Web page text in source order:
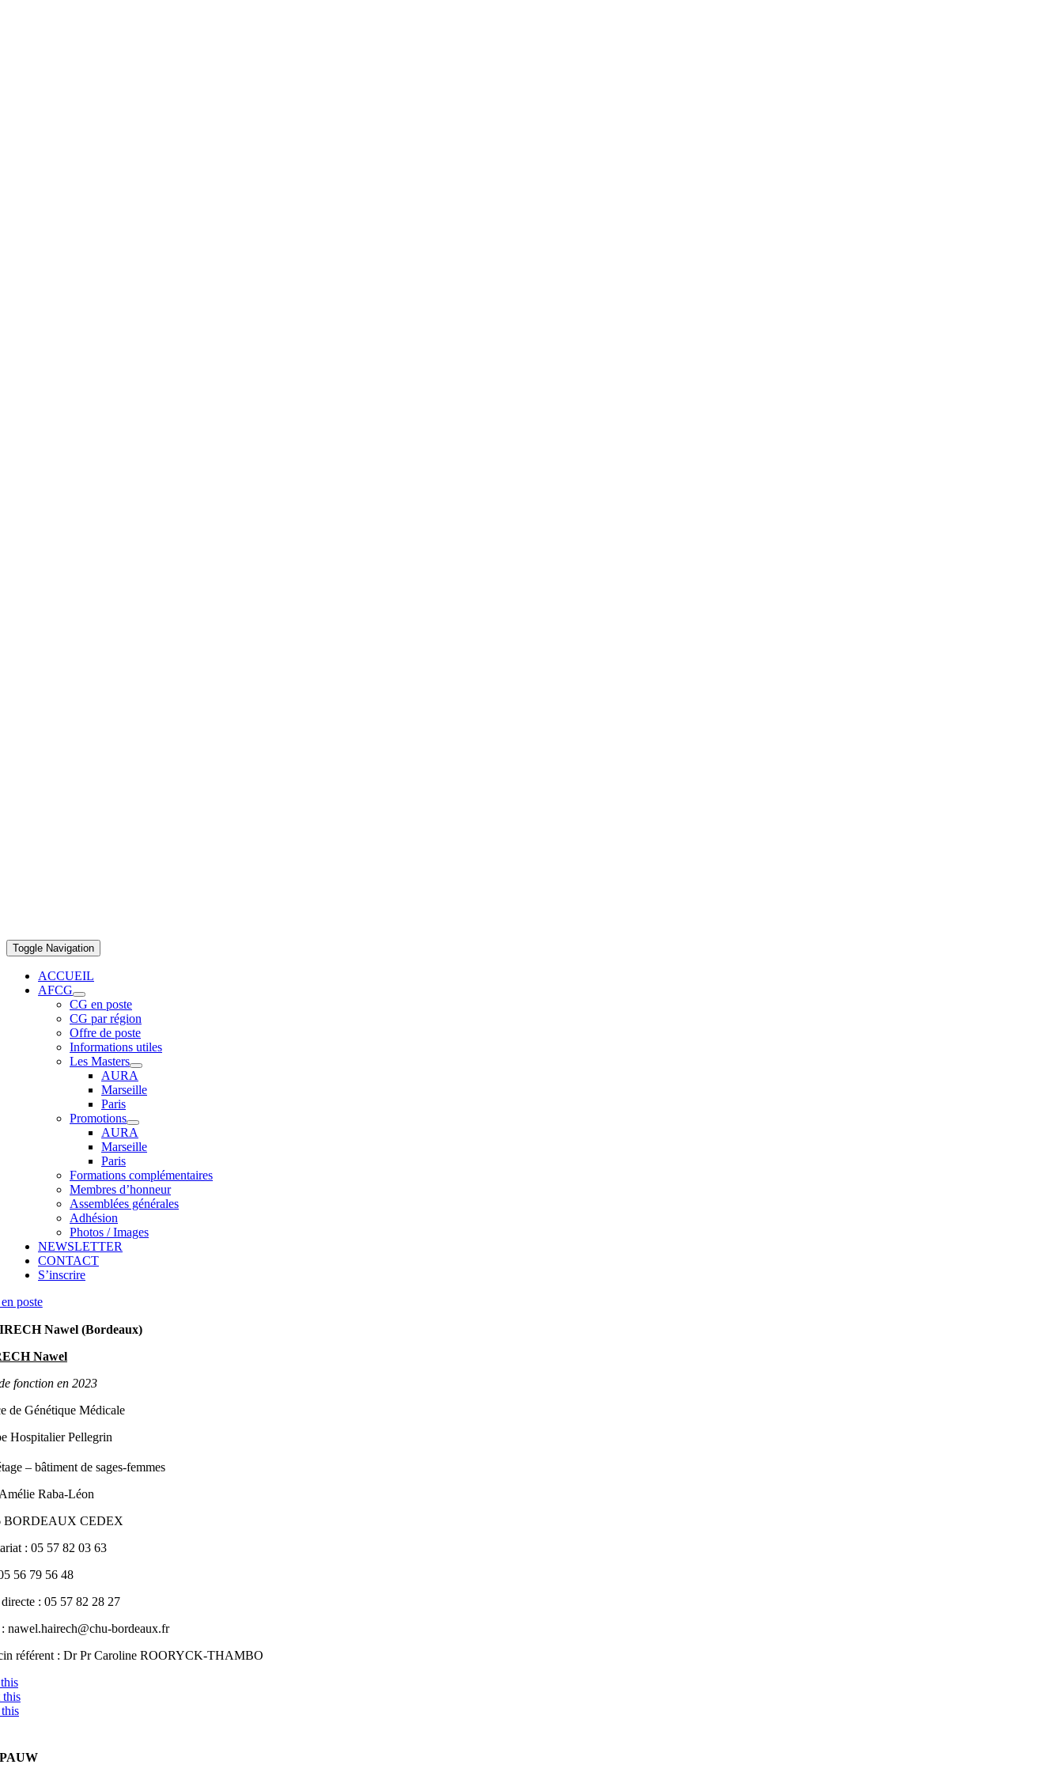
Toggle Navigation
ACCUEIL
AFCG
CG en poste
CG par région
Offre de poste
Informations utiles
Les Masters
AURA
Marseille
Paris
Promotions
AURA
Marseille
Paris
Formations complémentaires
Membres d’honneur
Assemblées générales
Adhésion
Photos / Images
NEWSLETTER
CONTACT
S’inscrire
poste
Nawel (Bordeaux)
Nawel
fonction en 2023
de Génétique Médicale
Hospitalier Pellegrin
– bâtiment de sages-femmes
Raba-Léon
BORDEAUX CEDEX
: 05 57 82 03 63
56 79 56 48
: 05 57 82 28 27
nawel.hairech@chu-bordeaux.fr
référent : Dr Pr Caroline ROORYCK-THAMBO
this